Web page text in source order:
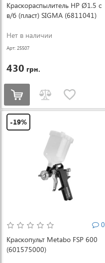
Краскораспылитель HP Ø1.5 с
в/б (пласт) SIGMA (6811041)
Нет в наличии
Арт: 25507
430 грн.
-19%
0
Краскопульт Metabo FSP 600
(601575000)